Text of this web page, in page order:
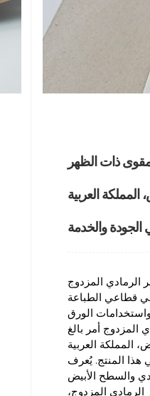
ذات الظهر
العربية
الجودة والخدمة
الرمادي المزدوج
قطاعي الطباعة
الورق
المزدوج أمر بالغ
المملكة العربية
المنتج. يُعرف
والسطح الأبيض
المزدوج،